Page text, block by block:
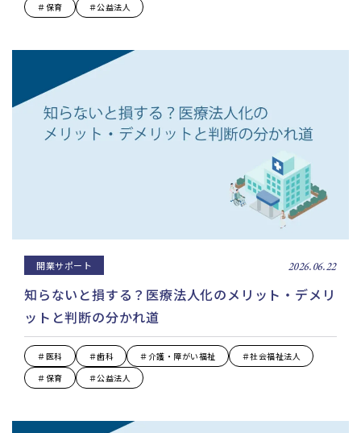
＃保育
＃公益法人
開業サポート 2026.06.22
知らないと損する？医療法人化のメリット・デメリ
ットと判断の分かれ道
＃医科 ＃歯科 ＃介護・障がい福祉
＃社会福祉法人
＃保育
＃公益法人